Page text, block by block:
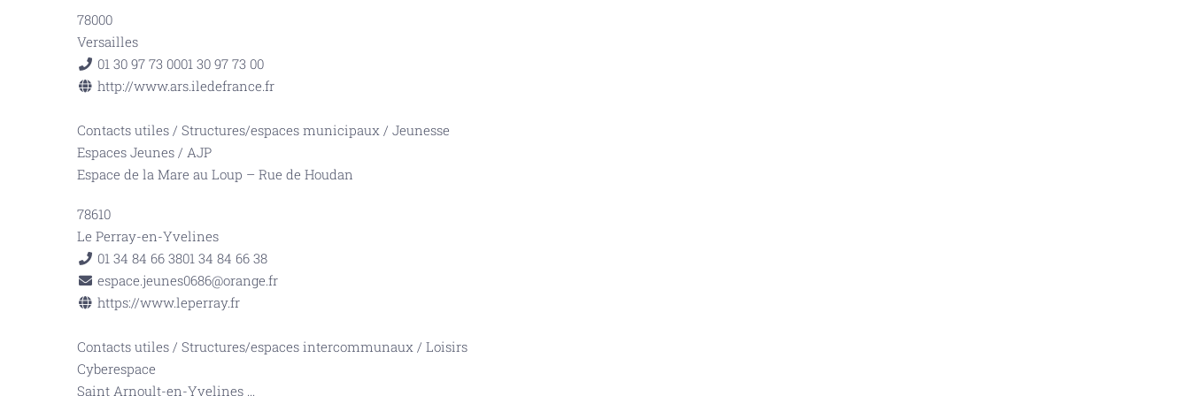
78000
Versailles
01 30 97 73 0001 30 97 73 00
http://www.ars.iledefrance.fr
Contacts utiles / Structures/espaces municipaux / Jeunesse
Espaces Jeunes / AJP
Espace de la Mare au Loup – Rue de Houdan
78610
Le Perray-en-Yvelines
01 34 84 66 3801 34 84 66 38
espace.jeunes0686@orange.fr
https://www.leperray.fr
Contacts utiles / Structures/espaces intercommunaux / Loisirs
Cyberespace
Saint Arnoult-en-Yvelines ...